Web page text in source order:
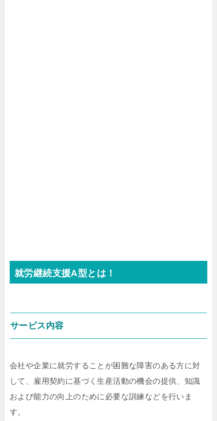
就労継続支援A型とは！
サービス内容
会社や企業に就労することが困難な障害のある方に対
して、雇用契約に基づく生産活動の機会の提供、知識
および能力の向上のために必要な訓練などを行いま
す。